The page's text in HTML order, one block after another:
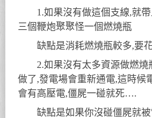
1.如果沒有做這個支線,就帶
三個鞭炮聚聚怪一個燃燒瓶
缺點是消耗燃燒瓶較多,要花
2.如果沒有太多資源做燃燒
做了,發電場會重新通電,這時候
會有高壓電,僵屍一碰就死….
缺點是如果你沒碰僵屍就被